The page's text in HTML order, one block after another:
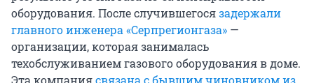
оборудования. После случившегосязадержали
главного инженера «Серпрегионгаза» —
организации, которая занималась
техобслуживанием газового оборудования в доме.
Эта компаниясвязана с бывшим чиновником из